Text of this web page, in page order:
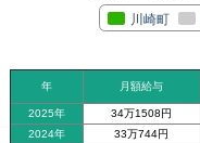
川崎町
年 月額給与
2025年 34万1508円
2024年
33万744円